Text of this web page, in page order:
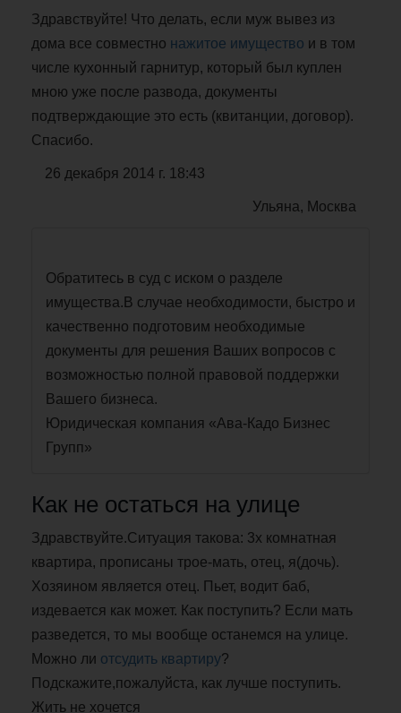
Здравствуйте! Что делать, если муж вывез из
дома все совместно нажитое имущество и в том
числе кухонный гарнитур, который был куплен
мною уже после развода, документы
подтверждающие это есть (квитанции, договор).
Спасибо.
26 декабря 2014 г. 18:43
Ульяна, Москва
Обратитесь в суд с иском о разделе
имущества.В случае необходимости, быстро и
качественно подготовим необходимые
документы для решения Ваших вопросов с
возможностью полной правовой поддержки
Вашего бизнеса.
Юридическая компания «Ава-Кадо Бизнес
Групп»
Как не остаться на улице
Здравствуйте.Ситуация такова: 3х комнатная
квартира, прописаны трое-мать, отец, я(дочь).
Хозяином является отец. Пьет, водит баб,
издевается как может. Как поступить? Если мать
разведется, то мы вообще останемся на улице.
Можно ли отсудить квартиру?
Подскажите,пожалуйста, как лучше поступить.
Жить не хочется